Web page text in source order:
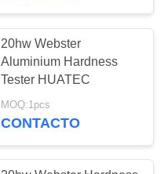
20hw Webster
Aluminium Hardness
Tester HUATEC
MOQ:1pcs
CONTACTO